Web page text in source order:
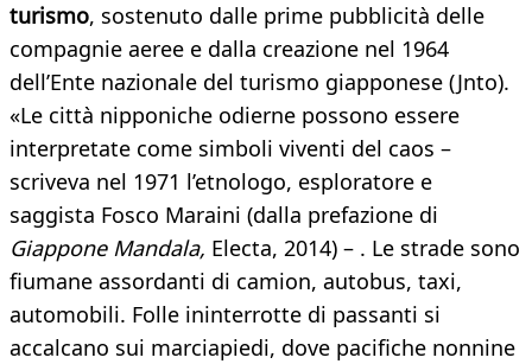
turismo, sostenuto dalle prime pubblicità delle
compagnie aeree e dalla creazione nel 1964
dell’Ente nazionale del turismo giapponese (Jnto).
«Le città nipponiche odierne possono essere
interpretate come simboli viventi del caos –
scriveva nel 1971 l’etnologo, esploratore e
saggista Fosco Maraini (dalla prefazione di
Giappone Mandala, Electa, 2014) – . Le strade sono
fiumane assordanti di camion, autobus, taxi,
automobili. Folle ininterrotte di passanti si
accalcano sui marciapiedi, dove pacifiche nonnine